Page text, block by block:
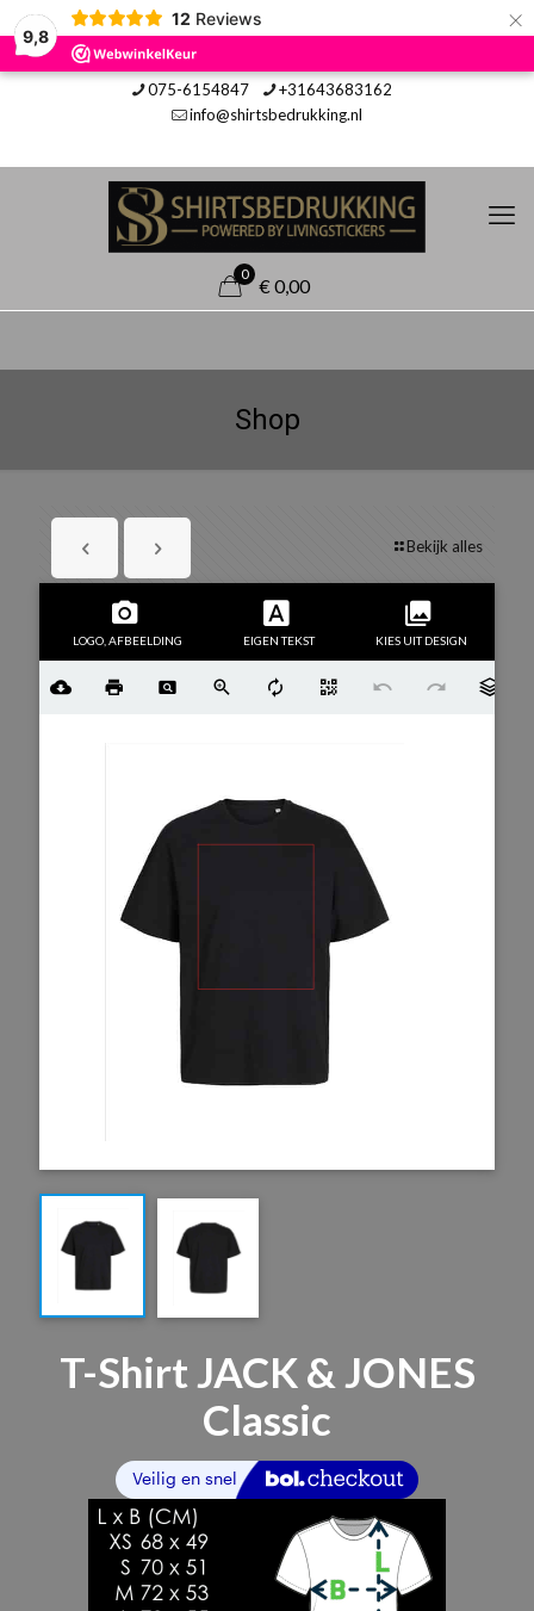
9,8
12 Reviews ×
075-6154847
+31643683162
info@shirtsbedrukking.nl
0
€ 0,00
Shop
Bekijk alles
LOGO, AFBEELDING EIGEN TEKST KIES UIT DESIGN
T-Shirt JACK & JONES
Classic